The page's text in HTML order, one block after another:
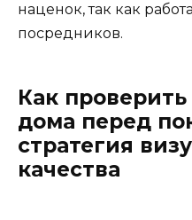
наценок, так как
посредников.
Как
дома перед
стратегия
качества